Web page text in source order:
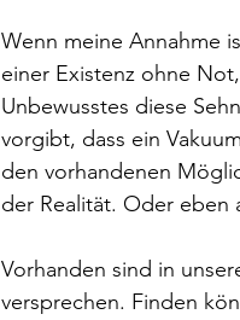
Wenn meine Annahme
einer Existenz ohne
Unbewusstes diese
vorgibt, dass ein
den vorhandenen
der Realität. Oder eben
Vorhanden sind in
versprechen. Finden